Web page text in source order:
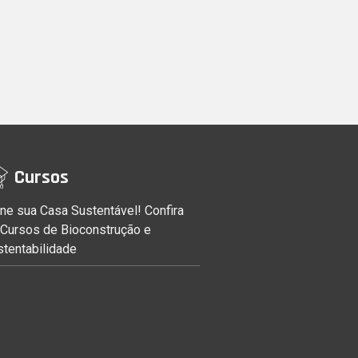
Cursos
sua Casa Sustentável! Confira
de Bioconstrução e